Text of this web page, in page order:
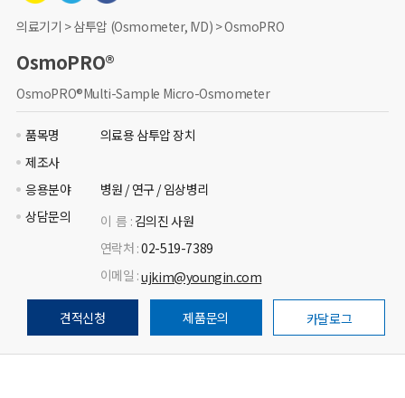
의료기기 > 삼투압 (Osmometer, IVD) > OsmoPRO
OsmoPRO®
OsmoPRO®Multi-Sample Micro-Osmometer
품목명
의료용 삼투압 장치
제조사
응용분야
병원 / 연구 / 임상병리
상담문의
이 름 : 김의진 사원
연락처 :02-519-7389
이메일 :ujkim@youngin.com
견적신청 제품문의 카달로그